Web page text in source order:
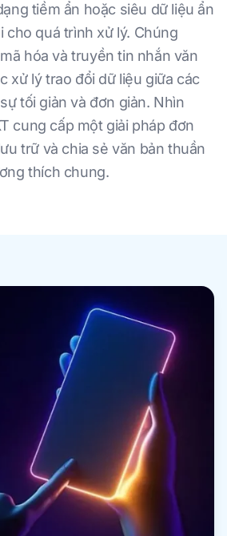
tiềm ẩn hoặc siêu dữ liệu ẩn
cho quá trình xử lý. Chúng
hóa và truyền tin nhắn văn
xử lý trao đổi dữ liệu giữa các
tối giản và đơn giản. Nhìn
cung cấp một giải pháp đơn
trữ và chia sẻ văn bản thuần
thích chung.